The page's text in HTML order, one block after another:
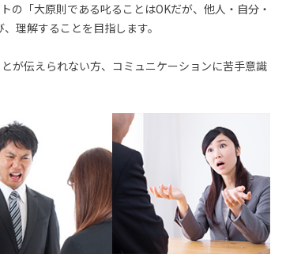
の「大原則である叱ることはOKだが、他人・自分・
理解することを目指します。
が伝えられない方、コミュニケーションに苦手意識